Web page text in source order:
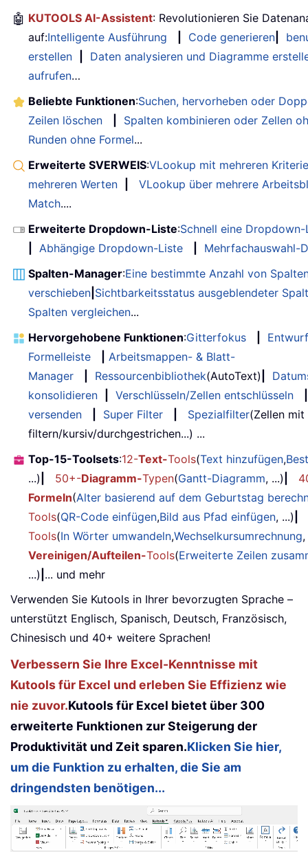
🤖 KUTOOLS AI-Assistent: Revolutionieren Sie
auf:Intelligente Ausführung Code generieren
erstellen
Daten analysieren und Diagramme
aufrufen…
Beliebte Funktionen:Suchen, hervorheben oder
Zeilen löschen
Spalten kombinieren oder Zellen
Runden ohne Formel...
Erweiterte SVERWEIS:VLookup mit mehreren
mehreren Werten
VLookup über mehrere
Match....
Erweiterte Dropdown-Liste:Schnell eine
Abhängige Dropdown-Liste
Mehrfachauswahl-
Spalten-Manager:Eine bestimmte Anzahl von
verschieben Sichtbarkeitsstatus ausgeblendeter
Spalten vergleichen...
Hervorgehobene Funktionen:Gitterfokus
Entwurf
Formelleiste
Arbeitsmappen- & Blatt-
Manager
Ressourcenbibliothek(AutoText)
konsolidieren
Verschlüsseln/Zellen entschlüsseln
versenden
Super Filter Spezialfilter(Zellen
filtern/kursiv/durchgestrichen...) ...
Top-15-Toolsets:12-Text-Tools(Text hinzufügen,
...)
50+-Diagramm-Typen(Gantt-Diagramm, ...)
Formeln(Alter basierend auf dem Geburtstag
Tools(QR-Code einfügen,Bild aus Pfad einfügen, ...)
Tools(In Wörter umwandeln,Wechselkursumrechnung
Vereinigen/Aufteilen-Tools(Erweiterte Zeilen
...) ... und mehr
Verwenden Sie Kutools in Ihrer bevorzugten Sprache –
unterstützt Englisch, Spanisch, Deutsch, Französisch,
Chinesisch und 40+ weitere Sprachen!
Verbessern Sie Ihre Excel-Kenntnisse mit
Kutools für Excel und erleben Sie Effizienz wie
nie zuvor.Kutools für Excel bietet über 300
erweiterte Funktionen zur Steigerung der
Produktivität und Zeit sparen.Klicken Sie hier,
um die Funktion zu erhalten, die Sie am
dringendsten benötigen...